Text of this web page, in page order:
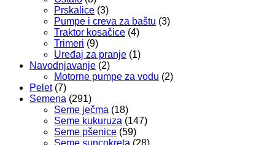
Prskalice (3)
Pumpe i creva za baštu (3)
Traktor kosačice (4)
Trimeri (9)
Uređaj za pranje (1)
Navodnjavanje (2)
Motorne pumpe za vodu (2)
Pelet (7)
Semena (291)
Seme ječma (18)
Seme kukuruza (147)
Seme pšenice (59)
Seme suncokreta (28)